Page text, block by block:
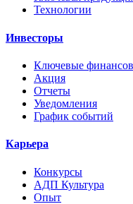
Технологии
Инвесторы
Ключевые
Акция
Отчеты
Уведомления
График событий
Карьера
Конкурсы
AДП Культура
Опыт